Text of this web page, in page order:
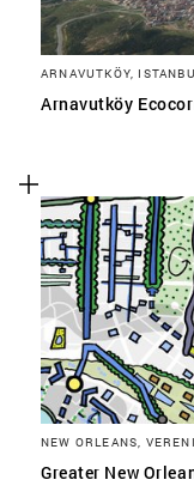
ARNAVUTKÖY,
Arnavutköy
NEW ORLEANS,
Greater New